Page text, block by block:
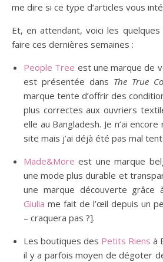
me dire si ce type d’articles vous
Et, en attendant, voici les quelques
faire ces dernières semaines :
People Tree est une marque de
est présentée dans The True
marque tente d’offrir des
plus correctes aux ouvriers
elle au Bangladesh. Je n’ai
site mais j’ai déjà été pas mal
Made&More est une marque
une mode plus durable et
une marque découverte grâce
Giulia me fait de l’œil depuis un
– craquera pas ?].
Les boutiques des Petits Riens à
il y a parfois moyen de dégoter